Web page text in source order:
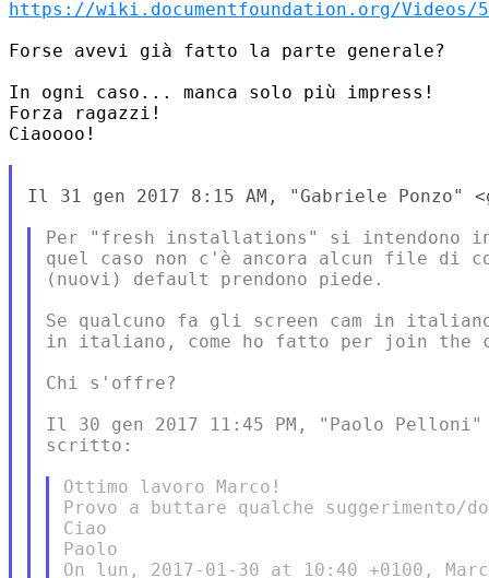
https://wiki.documentfoundation.org/Videos/
Forse avevi già fatto la parte generale?
In ogni caso... manca solo più impress!
Forza ragazzi!
Ciaoooo!
Il 31 gen 2017 8:15 AM, "Gabriele Ponzo"
Per "fresh installations" si intendono
quel caso non c'è ancora alcun file di
(nuovi) default prendono piede.
Se qualcuno fa gli screen cam in
in italiano, come ho fatto per join the
Chi s'offre?
Il 30 gen 2017 11:45 PM, "Paolo
scritto:
Ottimo lavoro Marco!
Provo a buttare qualche suggerimento/
Ciao
Paolo